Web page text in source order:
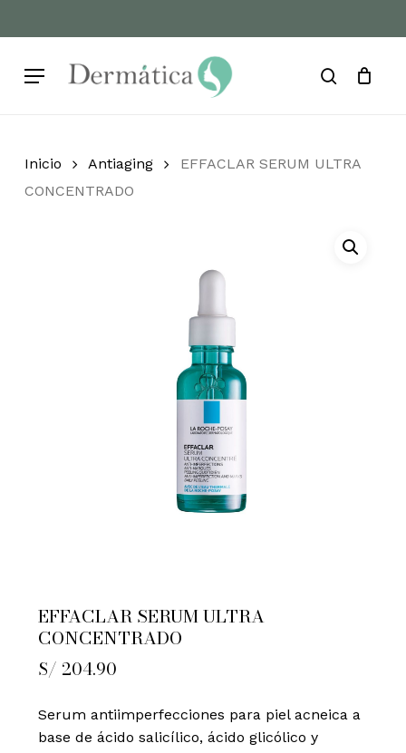
to
content
Menu search
Cart Close
Inicio Antiaging
EFFACLAR SERUM ULTRA
CONCENTRADO
EFFACLAR SERUM ULTRA
CONCENTRADO
S/ 204.90
Serum antiimperfecciones para piel acneica a
base de ácido salicílico, ácido glicólico y